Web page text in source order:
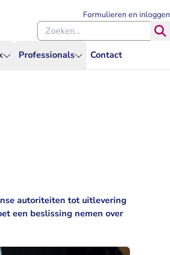
Professionals Contact
Formulieren en inloggen
Zoeken binnen de Rechtspraak
autoriteiten tot uitlevering
een beslissing nemen over